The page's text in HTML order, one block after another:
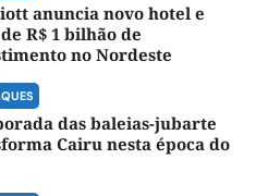
anuncia novo hotel e
R$ 1 bilhão de
no Nordeste
das baleias-jubarte
Cairu nesta época do